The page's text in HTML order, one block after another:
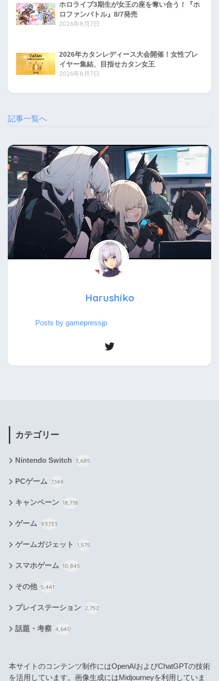
ホロライブ3期生が女王の座を奪い合う！『ホ
ロファンバトル』8/7発売
2026年8月7日
2026年カタンレディース大会開催！女性プレ
イヤー集結、目指せカタン女王
2026年8月7日
記事一覧へ
Harushiko
Posts by gamepressjp
カテゴリー
Nintendo Switch 3,685
PCゲーム 7,148
キャンペーン 18,718
ゲーム 93,133
ゲームガジェット 1,575
スマホゲーム 10,845
その他 5,441
プレイステーション 2,752
話題・考察 4,640
本サイトのコンテンツ制作にはOpenAIおよびChatGPTの技術
を活用しています。画像生成にはMidjourneyを利用していま